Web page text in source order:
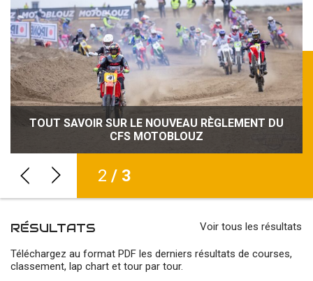
NOUVEAU RECORD D’ENGAGÉS POUR LE CFS
MOTOBLOUZ
TOUT SAVOIR SUR LE NOUVEAU RÈGLEMENT DU
CFS MOTOBLOUZ
SÉCURITÉ, CRÉDIBILITÉ, VISIBILITÉ : LE CFS
MOTOBLOUZ RENFORCE SON IDENTITÉ
2 / 3
RÉSULTATS Voir tous les résultats
Téléchargez au format PDF les derniers résultats de courses,
classement, lap chart et tour par tour.